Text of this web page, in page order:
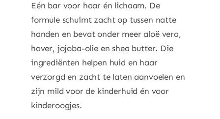
Eén bar voor haar én lichaam. De
formule schuimt zacht op tussen natte
handen en bevat onder meer aloë vera,
haver, jojoba-olie en shea butter. Die
ingrediënten helpen huid en haar
verzorgd en zacht te laten aanvoelen en
zijn mild voor de kinderhuid én voor
kinderoogjes.